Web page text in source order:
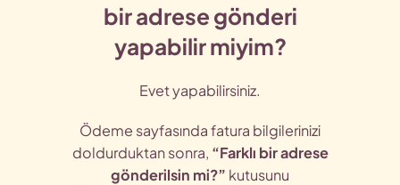
bir adrese gönderi
yapabilir miyim?
Evet yapabilirsiniz.
Ödeme sayfasında fatura bilgilerinizi
doldurduktan sonra, “Farklı bir adrese
gönderilsin mi?” kutusunu